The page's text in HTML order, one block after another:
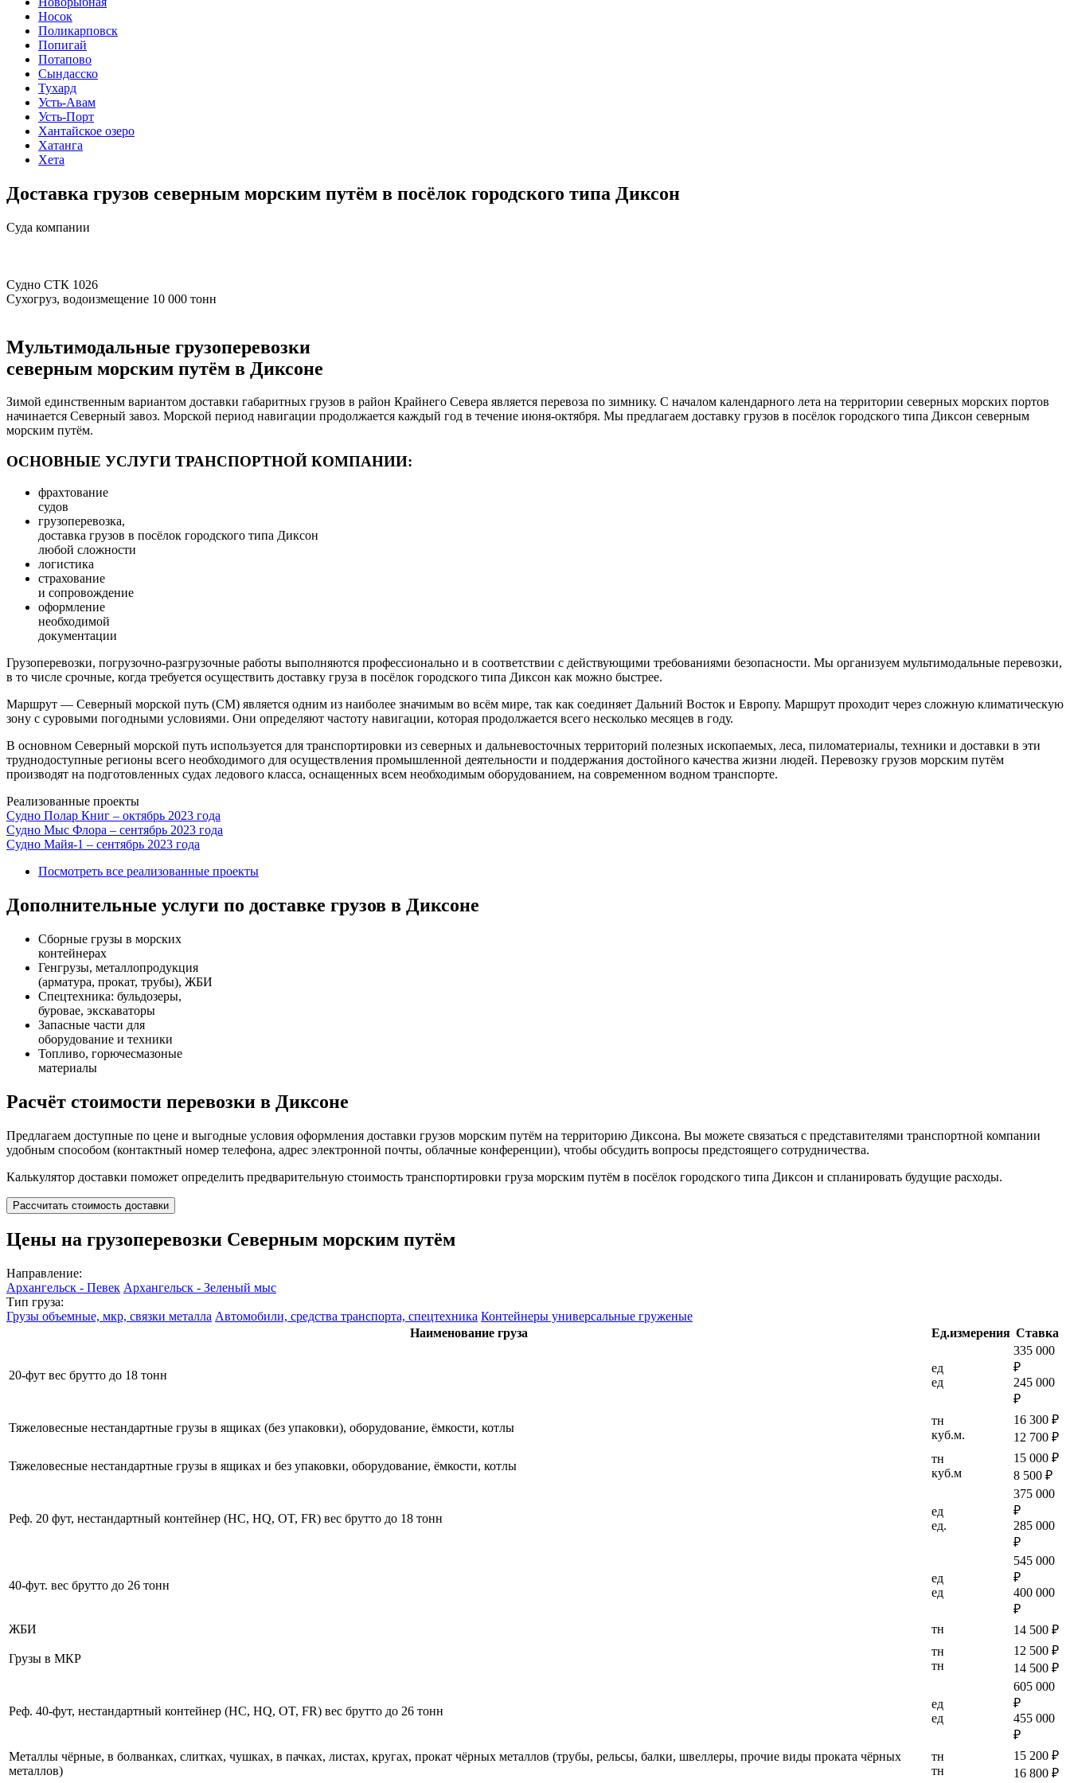
Носок
Поликарповск
Попигай
Потапово
Сындасско
Тухард
Усть-Авам
Усть-Порт
Хантайское озеро
Хатанга
Хета
Доставка грузов северным морским путём в посёлок городского типа Диксон
Суда компании
Судно СТК 1026
Сухогруз, водоизмещение 10 000 тонн
Мультимодальные грузоперевозки
северным морским путём в Диксоне
Зимой единственным вариантом доставки габаритных грузов в район Крайнего Севера является перевоза по зимнику. С началом календарного лета на территории северных морских портов
начинается Северный завоз. Морской период навигации продолжается каждый год в течение июня-октября. Мы предлагаем доставку грузов в посёлок городского типа Диксон северным
морским путём.
ОСНОВНЫЕ УСЛУГИ ТРАНСПОРТНОЙ КОМПАНИИ:
фрахтование
судов
грузоперевозка,
доставка грузов в посёлок городского типа Диксон
любой сложности
логистика
страхование
и сопровождение
оформление
необходимой
документации
Грузоперевозки, погрузочно-разгрузочные работы выполняются профессионально и в соответствии с действующими требованиями безопасности. Мы организуем мультимодальные перевозки,
в то числе срочные, когда требуется осуществить доставку груза в посёлок городского типа Диксон как можно быстрее.
Маршрут — Северный морской путь (СМ) является одним из наиболее значимым во всём мире, так как соединяет Дальний Восток и Европу. Маршрут проходит через сложную климатическую
зону с суровыми погодными условиями. Они определяют частоту навигации, которая продолжается всего несколько месяцев в году.
В основном Северный морской путь используется для транспортировки из северных и дальневосточных территорий полезных ископаемых, леса, пиломатериалы, техники и доставки в эти
труднодоступные регионы всего необходимого для осуществления промышленной деятельности и поддержания достойного качества жизни людей. Перевозку грузов морским путём
производят на подготовленных судах ледового класса, оснащенных всем необходимым оборудованием, на современном водном транспорте.
Реализованные проекты
Судно Полар Книг – октябрь 2023 года
Судно Мыс Флора – сентябрь 2023 года
Судно Майя-1 – сентябрь 2023 года
Посмотреть все реализованные проекты
Дополнительные услуги по доставке грузов в Диксоне
Сборные грузы в морских
контейнерах
Генгрузы, металлопродукция
(арматура, прокат, трубы), ЖБИ
Спецтехника: бульдозеры,
буровае, экскаваторы
Запасные части для
оборудование и техники
Топливо, горючесмазоные
материалы
Расчёт стоимости перевозки в Диксоне
Предлагаем доступные по цене и выгодные условия оформления доставки грузов морским путём на территорию Диксона. Вы можете связаться с представителями транспортной компании
удобным способом (контактный номер телефона, адрес электронной почты, облачные конференции), чтобы обсудить вопросы предстоящего сотрудничества.
Калькулятор доставки поможет определить предварительную стоимость транспортировки груза морским путём в посёлок городского типа Диксон и спланировать будущие расходы.
Рассчитать стоимость доставки
Цены на грузоперевозки Северным морским путём
Направление:
Архангельск - Певек Архангельск - Зеленый мыс
Тип груза:
Грузы объемные, мкр, связки металла Автомобили, средства транспорта, спецтехника Контейнеры универсальные груженые
Наименование груза
Ед.измерения Ставка
20-фут вес брутто до 18 тонн
ед
ед
335 000
₽
245 000
₽
Тяжеловесные нестандартные грузы в ящиках (без упаковки), оборудование, ёмкости, котлы
тн
куб.м.
16 300 ₽
12 700 ₽
Тяжеловесные нестандартные грузы в ящиках и без упаковки, оборудование, ёмкости, котлы
тн
куб.м
15 000 ₽
8 500 ₽
Реф. 20 фут, нестандартный контейнер (HC, HQ, OT, FR) вес брутто до 18 тонн
ед
ед.
375 000
₽
285 000
₽
40-фут. вес брутто до 26 тонн
ед
ед
545 000
₽
400 000
₽
ЖБИ
тн 14 500 ₽
Грузы в МКР
тн
тн
12 500 ₽
14 500 ₽
Реф. 40-фут, нестандартный контейнер (HC, HQ, OT, FR) вес брутто до 26 тонн
ед
ед
605 000
₽
455 000
₽
Металлы чёрные, в болванках, слитках, чушках, в пачках, листах, кругах, прокат чёрных металлов (трубы, рельсы, балки, швеллеры, прочие виды проката чёрных
металлов)
тн
тн
15 200 ₽
16 800 ₽